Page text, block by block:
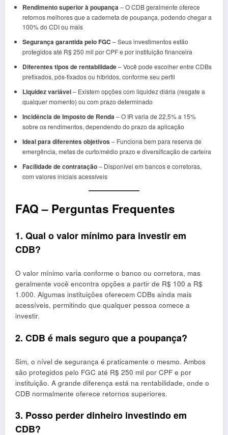
Rendimento superior à poupança– O CDB geralmente oferece
retornos melhores que a caderneta de poupança, podendo chegar a
100% do CDI ou mais
Segurança garantida pelo FGC – Seus investimentos estão
protegidos até R$ 250 mil por CPF e por instituição financeira
Diferentes tipos de rentabilidade– Você pode escolher entre CDBs
prefixados, pós-fixados ou híbridos, conforme seu perfil
Liquidez variável– Existem opções com liquidez diária (resgate a
qualquer momento) ou com prazo determinado
Incidência de Imposto de Renda– O IR varia de 22,5% a 15%
sobre os rendimentos, dependendo do prazo da aplicação
Ideal para diferentes objetivos – Funciona bem para reserva de
emergência, metas de curto/médio prazo e diversificação de carteira
Facilidade de contratação– Disponível em bancos e corretoras,
com valores iniciais acessíveis
FAQ – Perguntas Frequentes
1. Qual o valor mínimo para investir em
CDB?
O valor mínimo varia conforme o banco ou corretora, mas
geralmente você encontra opções a partir de R$ 100 a R$
1.000. Algumas instituições oferecem CDBs ainda mais
acessíveis, permitindo que qualquer pessoa comece a
investir.
2. CDB é mais seguro que a poupança?
Sim, o nível de segurança é praticamente o mesmo. Ambos
são protegidos pelo FGC até R$ 250 mil por CPF e por
instituição. A grande diferença está na rentabilidade, onde o
CDB normalmente oferece retornos superiores.
3. Posso perder dinheiro investindo em
CDB?